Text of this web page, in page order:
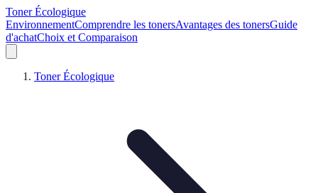
Toner Écologique
EnvironnementComprendre les tonersAvantages des tonersGuide
d'achatChoix et Comparaison
Toner Écologique